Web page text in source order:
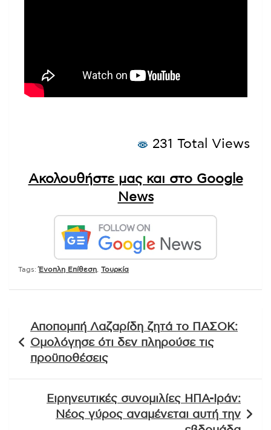
231 Total Views
Ακολουθήστε μας και στο Google
News
Tags: Ένοπλη Επίθεση Τουρκία
άρθρων
Αποπομπή Λαζαρίδη ζητά το ΠΑΣΟΚ:
Ομολόγησε ότι δεν πληρούσε τις
προϋποθέσεις
Ειρηνευτικές συνομιλίες ΗΠΑ-Ιράν:
Νέος γύρος αναμένεται αυτή την